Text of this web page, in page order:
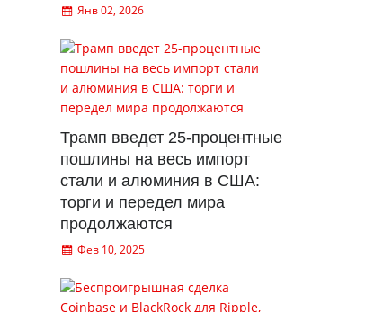
Янв 02, 2026
Трамп введет 25-процентные
пошлины на весь импорт
стали и алюминия в США:
торги и передел мира
продолжаются
Фев 10, 2025